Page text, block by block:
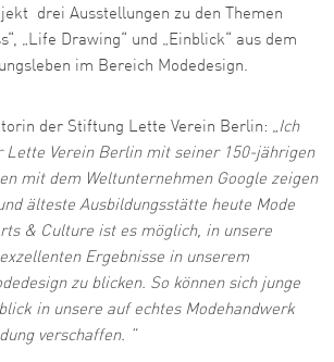
drei Ausstellungen zu den Themen
„Life Drawing“ und „Einblick“ aus dem
im Bereich Modedesign.
der Stiftung Lette Verein Berlin: „Ich
Lette Verein Berlin mit seiner 150-jährigen
mit dem Weltunternehmen Google zeigen
älteste Ausbildungsstätte heute Mode
& Culture ist es möglich, in unsere
Ergebnisse in unserem
zu blicken. So können sich junge
in unsere auf echtes Modehandwerk
verschaffen. ”